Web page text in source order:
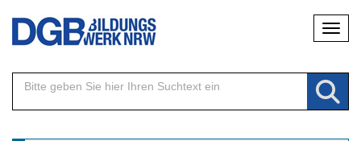
Direkt
Inhalt